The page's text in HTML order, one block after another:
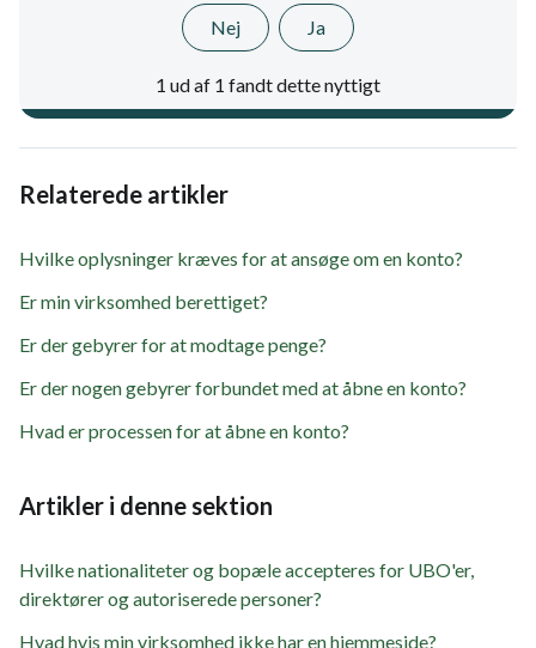
Nej Ja
1 ud af 1 fandt dette nyttigt
Relaterede artikler
Hvilke oplysninger kræves for at ansøge om en konto?
Er min virksomhed berettiget?
Er der gebyrer for at modtage penge?
Er der nogen gebyrer forbundet med at åbne en konto?
Hvad er processen for at åbne en konto?
Artikler i denne sektion
Hvilke nationaliteter og bopæle accepteres for UBO'er,
direktører og autoriserede personer?
Hvad hvis min virksomhed ikke har en hjemmeside?